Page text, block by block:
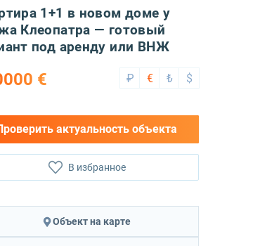
1+1 в новом доме у
Клеопатра — готовый
под аренду или ВНЖ
€ ₽ € ₺ $
актуальность объекта
В избранное
Объект на карте